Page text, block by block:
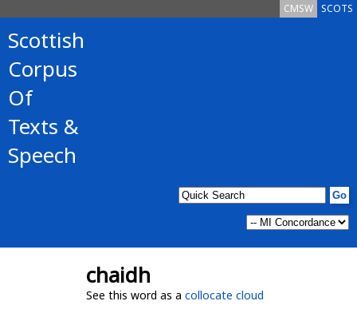
SCOTS
CMSW
Scottish
Corpus
Of
Texts &
Speech
chaidh
See this word as a collocate cloud